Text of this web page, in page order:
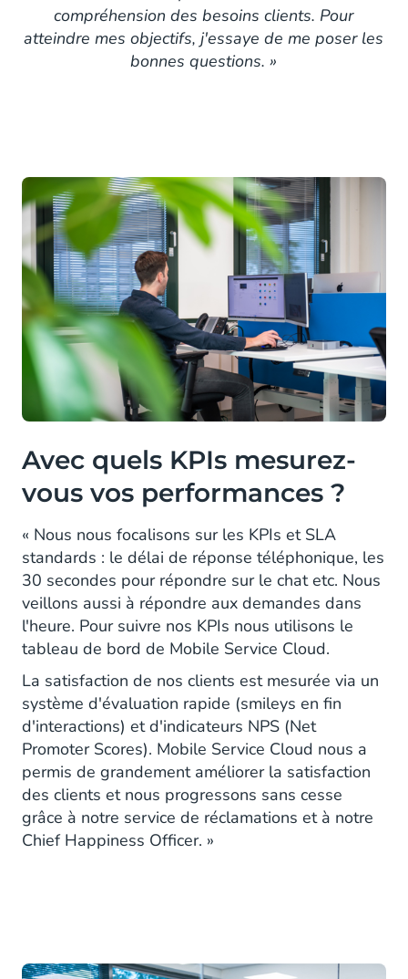
compréhension des besoins clients. Pour
atteindre mes objectifs, j'essaye de me poser les
bonnes questions. »
Avec quels KPIs mesurez-
vous vos performances ?
« Nous nous focalisons sur les KPIs et SLA
standards : le délai de réponse téléphonique, les
30 secondes pour répondre sur le chat etc. Nous
veillons aussi à répondre aux demandes dans
l'heure. Pour suivre nos KPIs nous utilisons le
tableau de bord de Mobile Service Cloud.
La satisfaction de nos clients est mesurée via un
système d'évaluation rapide (smileys en fin
d'interactions) et d'indicateurs NPS (Net
Promoter Scores). Mobile Service Cloud nous a
permis de grandement améliorer la satisfaction
des clients et nous progressons sans cesse
grâce à notre service de réclamations et à notre
Chief Happiness Officer. »